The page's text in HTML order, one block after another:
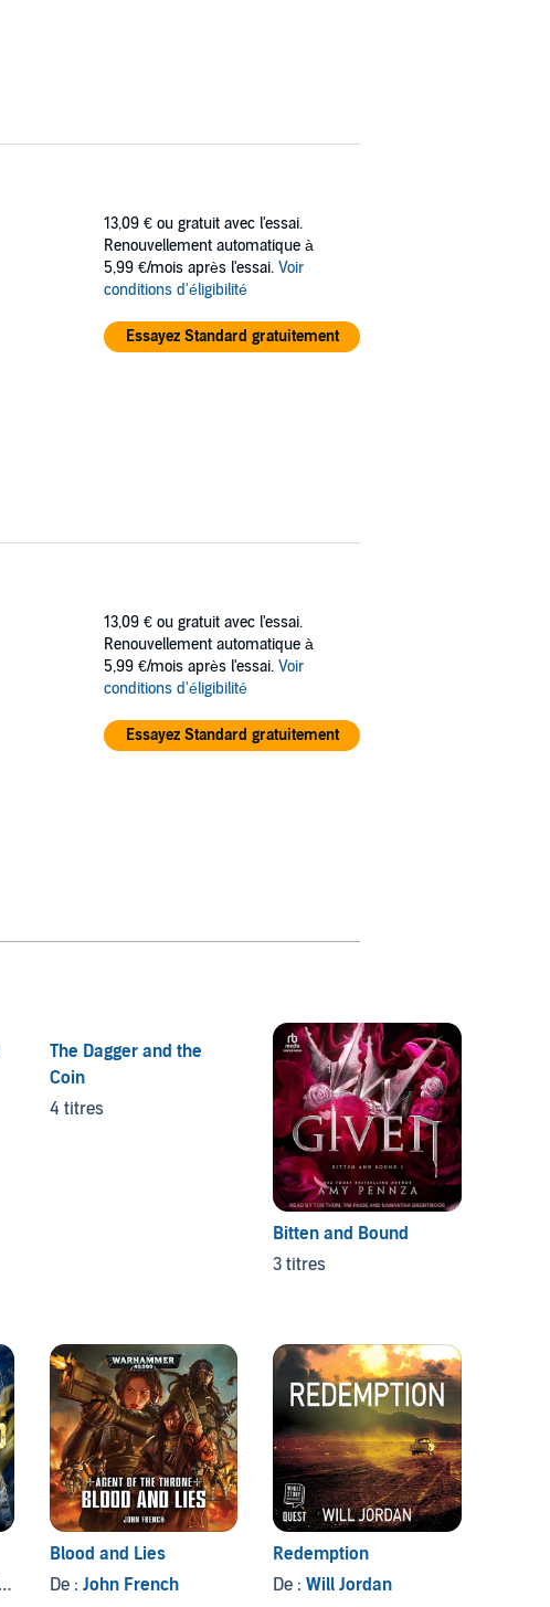
13,09 € ou gratuit avec l'essai.
Renouvellement automatique à
5,99 €/mois après l'essai. Voir
conditions d'éligibilité
Essayez Standard gratuitement
13,09 € ou gratuit avec l'essai.
Renouvellement automatique à
5,99 €/mois après l'essai. Voir
conditions d'éligibilité
Essayez Standard gratuitement
The Dagger and the
Coin
4 titres
Bitten and Bound
3 titres
Blood and Lies
De : John French
Redemption
De :Will Jordan